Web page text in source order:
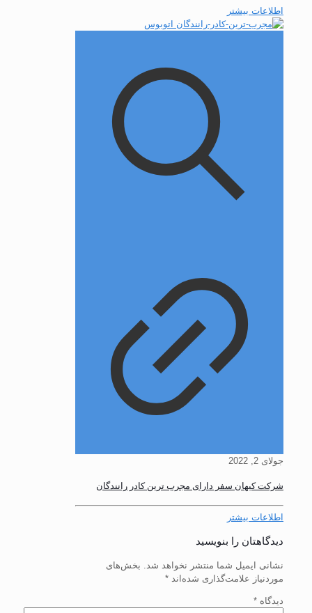
اطلاعات بیشتر
جولای 2, 2022
شرکت کیهان سفر دارای مجرب ترین کادر رانندگان
اطلاعات بیشتر
دیدگاهتان را بنویسید
نشانی ایمیل شما منتشر نخواهد شد. بخش‌های
موردنیاز علامت‌گذاری شده‌اند *
دیدگاه *